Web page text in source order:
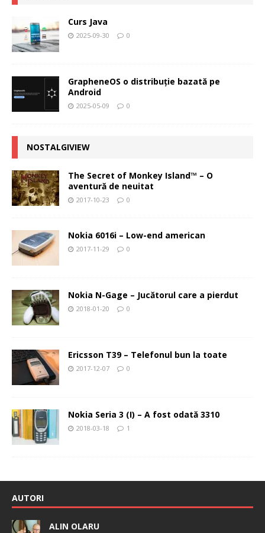
Curs Java
2025-09-30 0
GrapheneOS o distribuție bazată pe
Android
2025-05-09 0
NOSTALGIVIEW
The Secret of Monkey Island™ – O
aventură de neuitat
2017-10-23 0
Nokia 6016i – Low-end american
2017-11-29 0
Nokia N-Gage – Jucătorul care a pierdut
2018-01-20 0
Ericsson T39 – Telefonul bun la toate
2017-12-07 0
Nokia Seria 3 (I) – A fost odată 3310
2018-03-18 1
AUTORI
ALIN OLARU